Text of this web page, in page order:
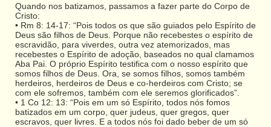
Quando nos batizamos, passamos a fazer parte do Corpo de
Cristo:
• Rm 8: 14-17: “Pois todos os que são guiados pelo Espírito de
Deus são filhos de Deus. Porque não recebestes o espírito de
escravidão, para viverdes, outra vez atemorizados, mas
recebestes o Espírito de adoção, baseados no qual clamamos
Aba Pai. O próprio Espírito testifica com o nosso espírito que
somos filhos de Deus. Ora, se somos filhos, somos também
herdeiros, herdeiros de Deus e co-herdeiros com Cristo; se
com ele sofremos, também com ele seremos glorificados”.
• 1 Co 12: 13: “Pois em um só Espírito, todos nós fomos
batizados em um corpo, quer judeus, quer gregos, quer
escravos, quer livres. E a todos nós foi dado beber de um só